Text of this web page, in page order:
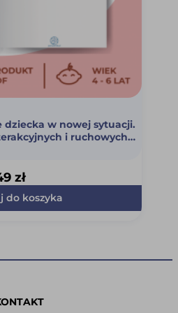
dziecka w nowej sytuacji.
i ruchowych
zł
do koszyka